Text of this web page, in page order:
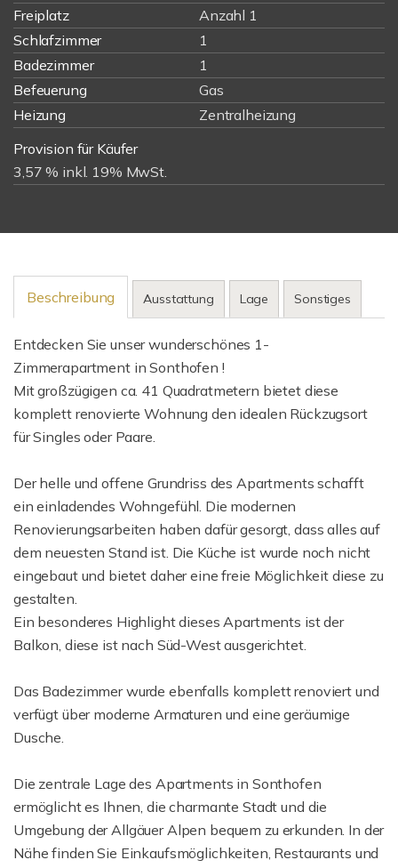
Freiplatz
Anzahl 1
Schlafzimmer
1
Badezimmer
1
Befeuerung
Gas
Heizung
Zentralheizung
Provision für Käufer
3,57 % inkl. 19% MwSt.
Beschreibung Ausstattung Lage Sonstiges
Entdecken Sie unser wunderschönes 1-
Zimmerapartment in Sonthofen !
Mit großzügigen ca. 41 Quadratmetern bietet diese
komplett renovierte Wohnung den idealen Rückzugsort
für Singles oder Paare.
Der helle und offene Grundriss des Apartments schafft
ein einladendes Wohngefühl. Die modernen
Renovierungsarbeiten haben dafür gesorgt, dass alles auf
dem neuesten Stand ist. Die Küche ist wurde noch nicht
eingebaut und bietet daher eine freie Möglichkeit diese zu
gestalten.
Ein besonderes Highlight dieses Apartments ist der
Balkon, diese ist nach Süd-West ausgerichtet.
Das Badezimmer wurde ebenfalls komplett renoviert und
verfügt über moderne Armaturen und eine geräumige
Dusche.
Die zentrale Lage des Apartments in Sonthofen
ermöglicht es Ihnen, die charmante Stadt und die
Umgebung der Allgäuer Alpen bequem zu erkunden. In der
Nähe finden Sie Einkaufsmöglichkeiten, Restaurants und